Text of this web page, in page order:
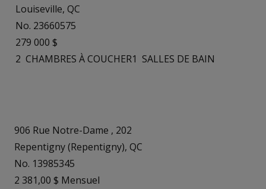
Louiseville, QC
No. 23660575
279 000 $
2 CHAMBRES À COUCHER1 SALLES DE BAIN
906 Rue Notre-Dame , 202
Repentigny (Repentigny), QC
No. 13985345
2 381,00 $ Mensuel